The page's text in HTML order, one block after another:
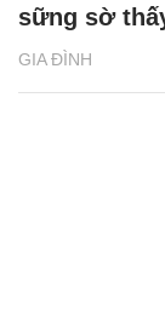
GIA ĐÌNH
sững sờ